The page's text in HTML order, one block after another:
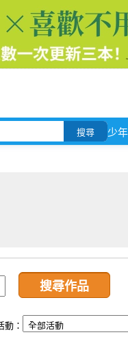
搜尋 少年
動：